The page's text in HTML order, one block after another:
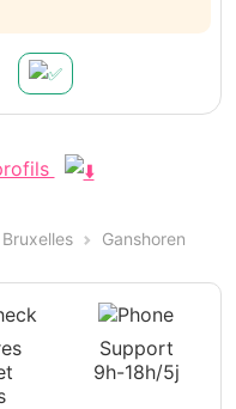
Bruxelles Ganshoren
Support
9h-18h/5j